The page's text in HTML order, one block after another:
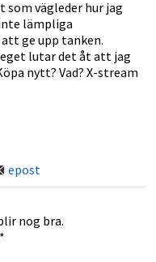
som vägleder hur jag
lämpliga
ge upp tanken.
lutar det åt att jag
nytt? Vad? X-stream
epost
nog bra.